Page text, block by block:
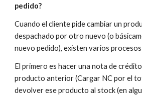
pedido?
Cuando el cliente pide cambiar un
despachado por otro nuevo (o
nuevo pedido), existen varios
El primero es hacer una nota de
producto anterior (Cargar NC por el
devolver ese producto al stock (en